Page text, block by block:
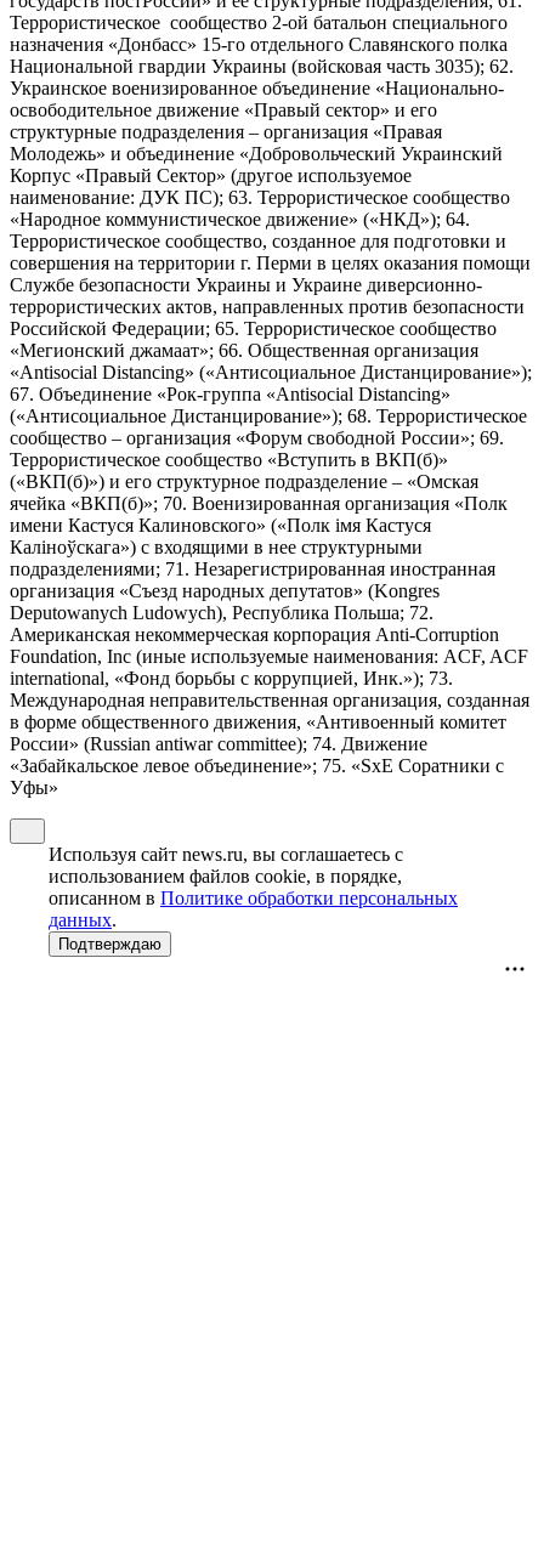
Террористическое сообщество 2-ой батальон специального
назначения «Донбасс» 15-го отдельного Славянского полка
Национальной гвардии Украины (войсковая часть 3035); 62.
Украинское военизированное объединение «Национально-
освободительное движение «Правый сектор» и его
структурные подразделения – организация «Правая
Молодежь» и объединение «Добровольческий Украинский
Корпус «Правый Сектор» (другое используемое
наименование: ДУК ПС); 63. Террористическое сообщество
«Народное коммунистическое движение» («НКД»); 64.
Террористическое сообщество, созданное для подготовки и
совершения на территории г. Перми в целях оказания помощи
Службе безопасности Украины и Украине диверсионно-
террористических актов, направленных против безопасности
Российской Федерации; 65. Террористическое сообщество
«Мегионский джамаат»; 66. Общественная организация
«Antisocial Distancing» («Антисоциальное Дистанцирование»);
67. Объединение «Рок-группа «Antisocial Distancing»
(«Антисоциальное Дистанцирование»); 68. Террористическое
сообщество – организация «Форум свободной России»; 69.
Террористическое сообщество «Вступить в ВКП(б)»
(«ВКП(б)») и его структурное подразделение – «Омская
ячейка «ВКП(б)»; 70. Военизированная организация «Полк
имени Кастуся Калиновского» («Полк iмя Кастуся
Калiноўскага») с входящими в нее структурными
подразделениями; 71. Незарегистрированная иностранная
организация «Съезд народных депутатов» (Kongres
Deputowanych Ludowych), Республика Польша; 72.
Американская некоммерческая корпорация Anti-Corruption
Foundation, Inc (иные используемые наименования: ACF, ACF
international, «Фонд борьбы с коррупцией, Инк.»); 73.
Международная неправительственная организация, созданная
в форме общественного движения, «Антивоенный комитет
России» (Russian antiwar committee); 74. Движение
«Забайкальское левое объединение»; 75. «SxE Соратники с
Уфы»
Используя сайт news.ru, вы соглашаетесь с
использованием файлов cookie, в порядке,
описанном в Политике обработки персональных
данных.
Подтверждаю